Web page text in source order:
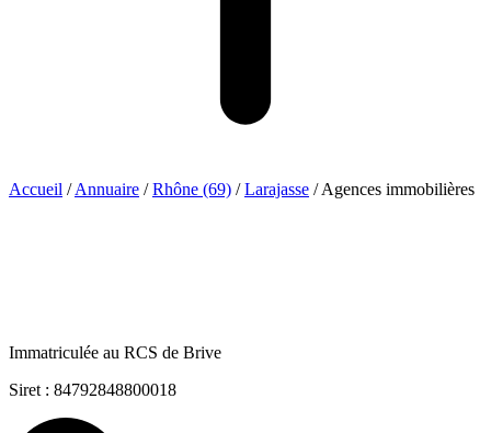
Accueil / Annuaire / Rhône (69) / Larajasse / Agences immobilières
Immatriculée au RCS de Brive
Siret : 84792848800018